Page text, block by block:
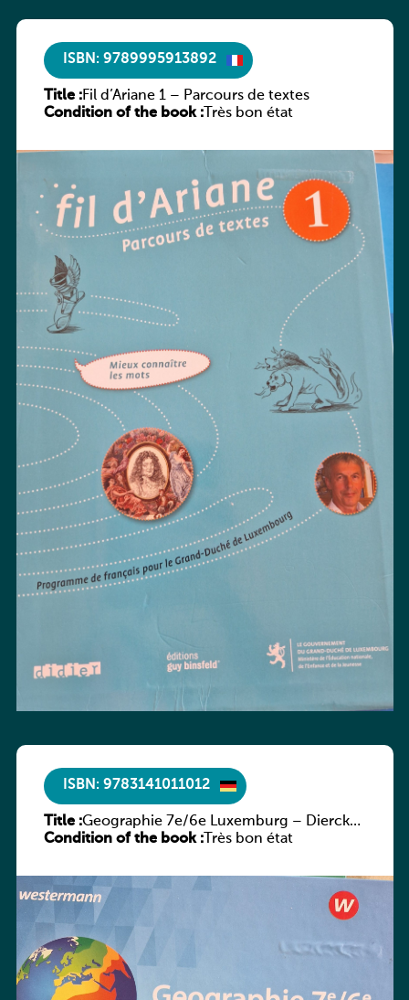
ISBN: 9789995913892
Title :Fil d’Ariane 1 – Parcours de textes
Condition of the book :Très bon état
ISBN: 9783141011012
Title :Geographie 7e/6e Luxemburg – Diercke
Praxis
Condition of the book :Très bon état